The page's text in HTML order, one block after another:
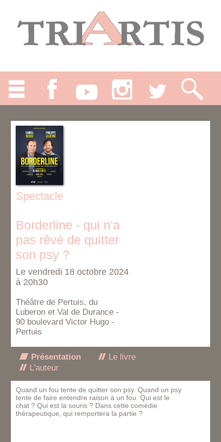
Spectacle
Borderline - qui n'a
pas rêvé de quitter
son psy ?
Le vendredi 18 octobre 2024
à 20h30
Théâtre de Pertuis, du
Luberon et Val de Durance -
90 boulevard Victor Hugo -
Pertuis
Présentation
Le livre
L'auteur
Quand un fou tente de quitter son psy. Quand un psy
tente de faire entendre raison à un fou. Qui est le
chat ? Qui est la souris ? Dans cette comédie
thérapeutique, qui remportera la partie ?